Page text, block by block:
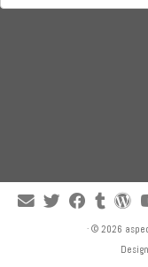
for:
· © 2026